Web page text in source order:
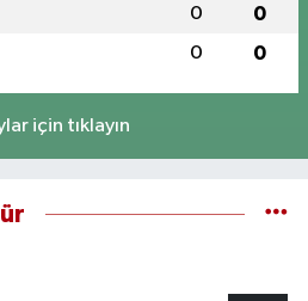
0 0
0 0
için tıklayın